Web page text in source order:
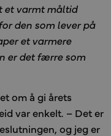
et varmt måltid
den som lever på
et varmere
er det færre som
om å gi årets
var enkelt. – Det er
og jeg er